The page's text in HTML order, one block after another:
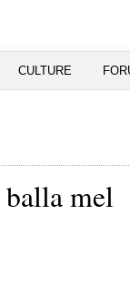
CULTURE
mel